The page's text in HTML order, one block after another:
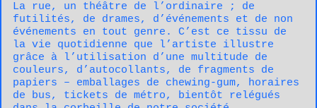
La rue, un théâtre de l’ordinaire ; de
futilités, de drames, d’événements et de non
événements en tout genre. C’est ce tissu de
la vie quotidienne que l’artiste illustre
grâce à l’utilisation d’une multitude de
couleurs, d’autocollants, de fragments de
papiers – emballages de chewing-gum, horaires
de bus, tickets de métro, bientôt relégués